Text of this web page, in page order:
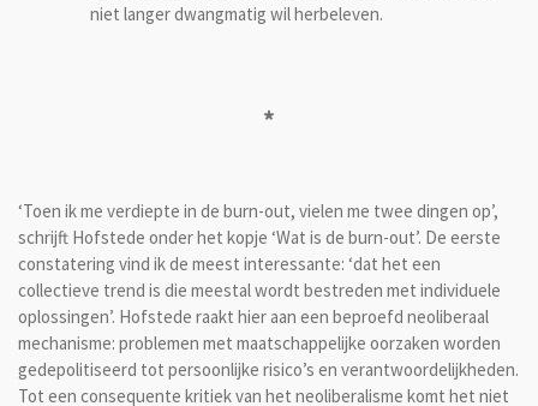
niet langer dwangmatig wil herbeleven.
*
‘Toen ik me verdiepte in de burn-out, vielen me twee dingen op’,
schrijft Hofstede onder het kopje ‘Wat is de burn-out’. De eerste
constatering vind ik de meest interessante: ‘dat het een
collectieve trend is die meestal wordt bestreden met individuele
oplossingen’. Hofstede raakt hier aan een beproefd neoliberaal
mechanisme: problemen met maatschappelijke oorzaken worden
gedepolitiseerd tot persoonlijke risico’s en verantwoordelijkheden.
Tot een consequente kritiek van het neoliberalisme komt het niet